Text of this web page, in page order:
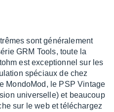
sont géné­ra­le­ment
GRM Tools, toute la
est excep­tion­nel sur les
spéciaux de chez
Mondo­Mod, le PSP Vintage
univer­selle) et beau­coup
sur le web et télé­char­gez